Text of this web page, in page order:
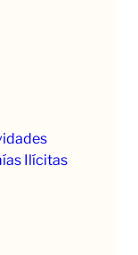
Ilícitas